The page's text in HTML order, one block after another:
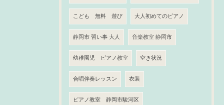
こども 無料 遊び 大人初めてのピアノ
静岡市 習い事 大人 音楽教室 静岡市
幼稚園児 ピアノ教室 空き状況
合唱伴奏レッスン 衣装
ピアノ教室 静岡市駿河区